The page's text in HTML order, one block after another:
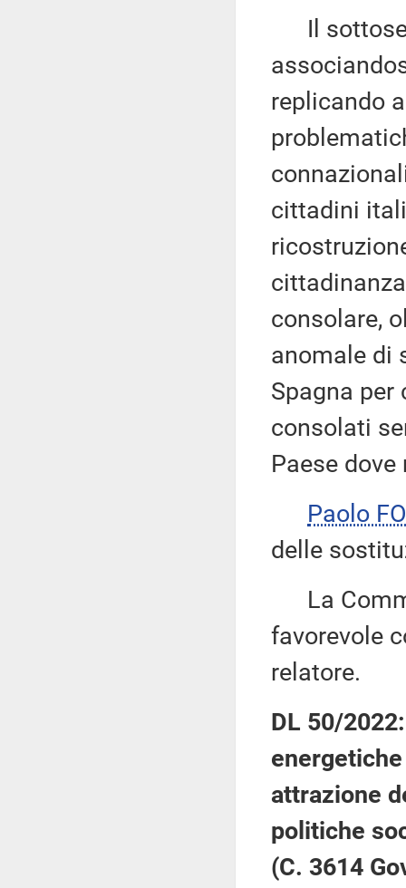
Il
replicando
cittadini
consolare,
anomale di
Spagna
consolati
Paese
Paolo
delle
La
favorevole
relatore.
DL 50/
attrazione
politiche
(C. 3614